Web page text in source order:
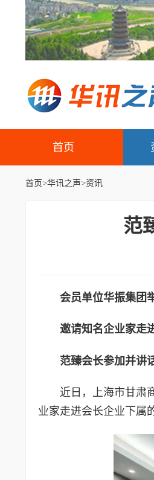
首页
首页>华讯之声>资讯
范
会员单位华振集团
邀请知名企业家走
范臻会长参加并讲
近日，上海市甘肃
业家走进会长企业下属